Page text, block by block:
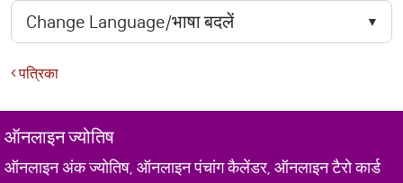
पत्रिका
ऑनलाइन ज्योतिष
ऑनलाइन अंक ज्योतिष, ऑनलाइन पंचांग कैलेंडर, ऑनलाइन टैरो कार्ड